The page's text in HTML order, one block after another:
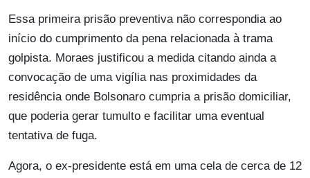
Essa primeira prisão preventiva não correspondia ao
início do cumprimento da pena relacionada à trama
golpista. Moraes justificou a medida citando ainda a
convocação de uma vigília nas proximidades da
residência onde Bolsonaro cumpria a prisão domiciliar,
que poderia gerar tumulto e facilitar uma eventual
tentativa de fuga.
Agora, o ex-presidente está em uma cela de cerca de 12